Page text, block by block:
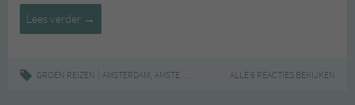
Lees verder KOKO
Coffee
Design
→
GROEN REIZEN AMSTERDAM, AMSTERDAM-CENTRUM ,CONCEPSTORE,HOTSPOT
ALLE 6 REACTIES BEKIJKEN